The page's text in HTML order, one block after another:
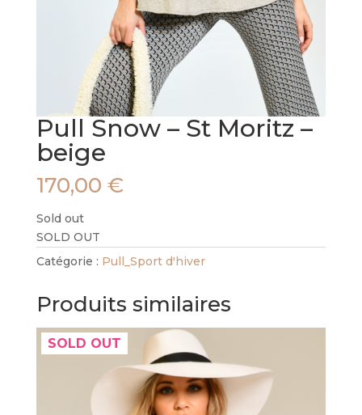
Pull Snow – St Moritz –
beige
170,00 €
Sold out
SOLD OUT
Catégorie : Pull_Sport d'hiver
Produits similaires
SOLD OUT